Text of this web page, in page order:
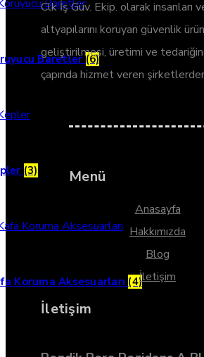
Baretler(6)
(3)
Koruma Aksesuarları (4)
Clk İş Güv. Ekip. olarak insanları
altyapılarını koruyan güvenlik
geliştirilmesi, üretimi ve
çapında hizmet veren
Menü
Anasayfa
Hakkımızda
Blog
İletişim
İletişim